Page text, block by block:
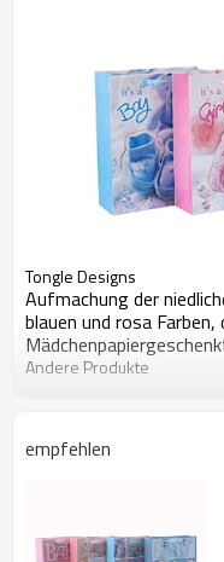
Tongle Designs
Aufmachung der
blauen und rosa
Andere Produkte
empfehlen